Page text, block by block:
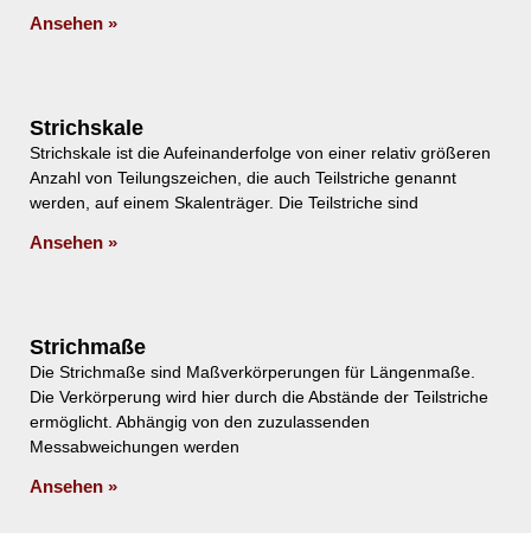
Ansehen »
Strichskale
Strichskale ist die Aufeinanderfolge von einer relativ größeren
Anzahl von Teilungszeichen, die auch Teilstriche genannt
werden, auf einem Skalenträger. Die Teilstriche sind
Ansehen »
Strichmaße
Die Strichmaße sind Maßverkörperungen für Längenmaße.
Die Verkörperung wird hier durch die Abstände der Teilstriche
ermöglicht. Abhängig von den zuzulassenden
Messabweichungen werden
Ansehen »